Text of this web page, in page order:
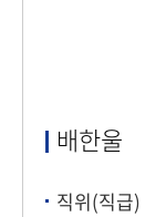
배한울
직위(직급)